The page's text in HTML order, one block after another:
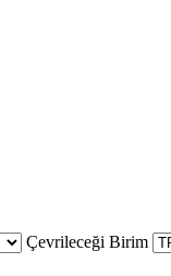
Çevrileceği Birim